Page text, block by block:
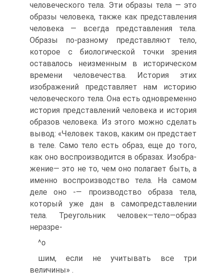
человеческого тела. Эти образы тела — это
образы человека, также как представления
человека — все­гда представления тела.
Образы по-разному представляют тело,
кото­рое с биологической точки зрения
оставалось неизменным в истори­ческом
времени человечества. История этих
изображений представля­ет нам историю
человеческого тела. Она есть одновременно
история представлений человека и история
образов человека. Из этого можно сделать
вывод: «Человек таков, каким он предстает
в теле. Само тело есть образ, еще до того,
как оно воспроизводится в образах. Изобра­
жение— это не то, чем оно полагает быть, а
именно воспроизводство тела. На самом
деле оно -— производство образа тела,
который уже дан в самопредставлении
тела. Треугольник человек—тело—образ
неразре-
^о
шим, если не учитывать все три
величины» .